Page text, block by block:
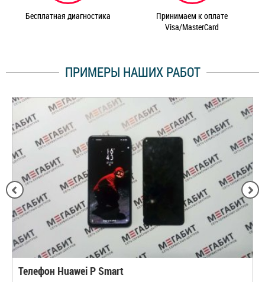
Бесплатная диагностика
Принимаем к оплате
Visa/MasterCard
ПРИМЕРЫ НАШИХ РАБОТ
Телефон Huawei P Smart